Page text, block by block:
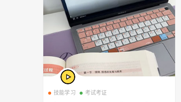
技能学习 考试考证